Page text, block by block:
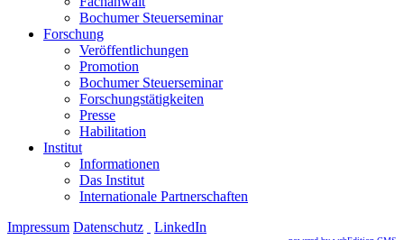
Bochumer Steuerseminar
Forschung
Veröffentlichungen
Promotion
Bochumer Steuerseminar
Forschungstätigkeiten
Presse
Habilitation
Institut
Informationen
Das Institut
Internationale Partnerschaften
Impressum Datenschutz LinkedIn